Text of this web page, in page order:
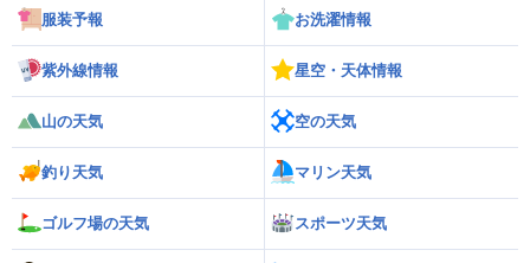
服装予報 お洗濯情報
紫外線情報 星空・天体情報
山の天気 空の天気
釣り天気 マリン天気
ゴルフ場の天気 スポーツ天気